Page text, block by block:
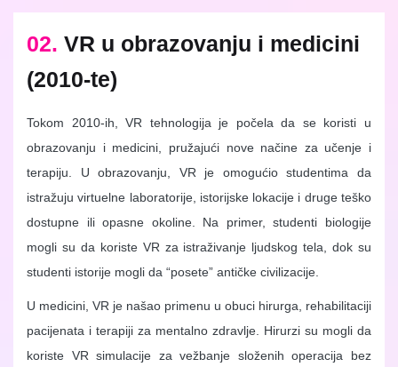
02. VR u obrazovanju i medicini
(2010-te)
Tokom 2010-ih, VR tehnologija je počela da se koristi u
obrazovanju i medicini, pružajući nove načine za učenje i
terapiju. U obrazovanju, VR je omogućio studentima da
istražuju virtuelne laboratorije, istorijske lokacije i druge teško
dostupne ili opasne okoline. Na primer, studenti biologije
mogli su da koriste VR za istraživanje ljudskog tela, dok su
studenti istorije mogli da “posete” antičke civilizacije.
U medicini, VR je našao primenu u obuci hirurga, rehabilitaciji
pacijenata i terapiji za mentalno zdravlje. Hirurzi su mogli da
koriste VR simulacije za vežbanje složenih operacija bez